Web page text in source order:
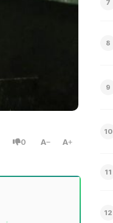
0 A A
7
8
9
10
11
12